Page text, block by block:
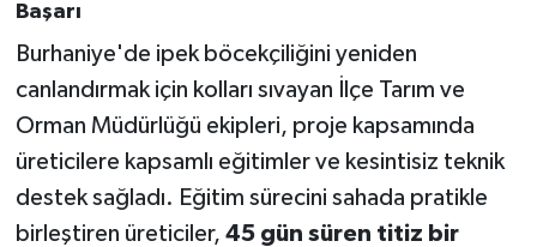
Başarı
Burhaniye'de ipek böcekçiliğini yeniden
canlandırmak için kolları sıvayan İlçe Tarım ve
Orman Müdürlüğü ekipleri, proje kapsamında
üreticilere kapsamlı eğitimler ve kesintisiz teknik
destek sağladı. Eğitim sürecini sahada pratikle
birleştiren üreticiler, 45 gün süren titiz bir
SÜRMANŞET
Susurluk
TARİHTE BUGÜN